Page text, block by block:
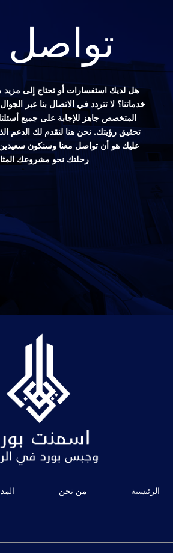
تواصل
هل لديك استفسارات أو تحتاج إلى
خدماتنا؟ لا تتردد في الاتصال بنا عبر
المتخصص جاهز للإجابة على جميع
تحقيق رؤيتك. نحن هنا لنقدم لك الدعم
عليك هو أن تواصل معنا وسنكون سعيدين
رحلتك نحو مشروعك
الرئيسية من نحن